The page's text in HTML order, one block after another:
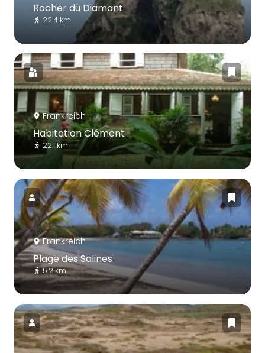
Rocher du Diamant
22.4 km
Frankreich
Habitation Clément
22.1 km
Frankreich
Plage des Salines
5.2 km